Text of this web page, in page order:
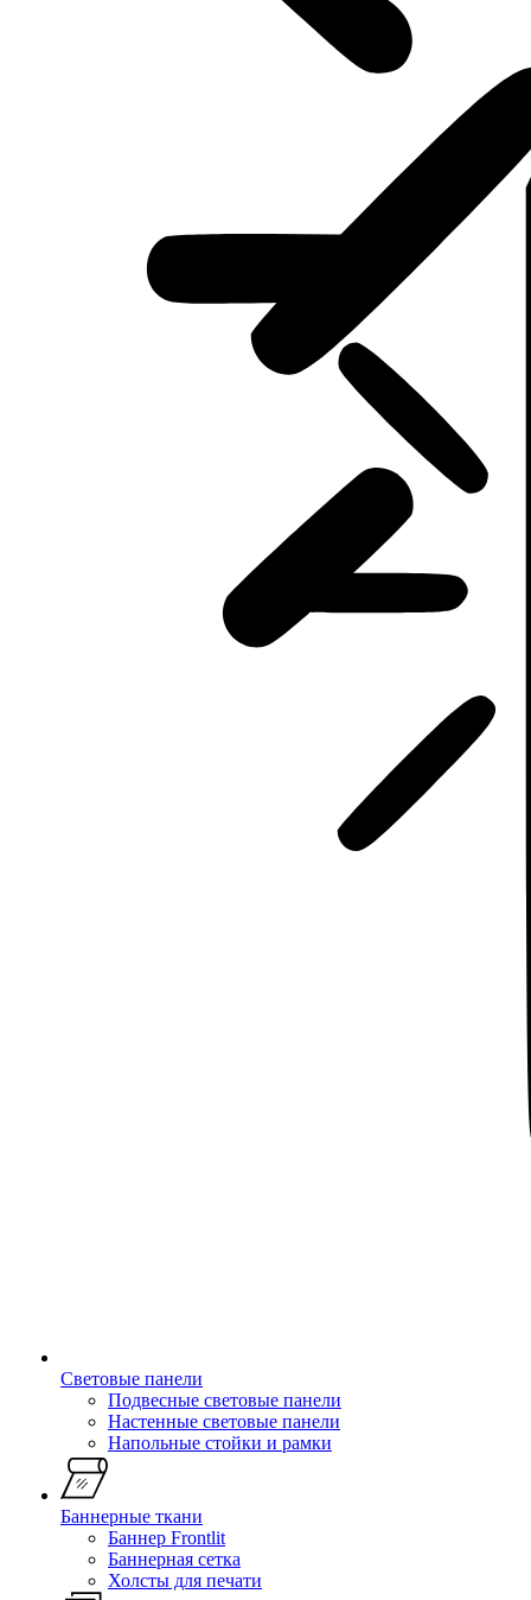
Световые панели
Подвесные световые панели
Настенные световые панели
Напольные стойки и рамки
Баннерные ткани
Баннер Frontlit
Баннерная сетка
Холсты для печати